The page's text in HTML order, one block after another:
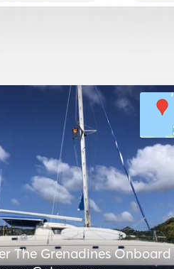
The Grenadines Onboard